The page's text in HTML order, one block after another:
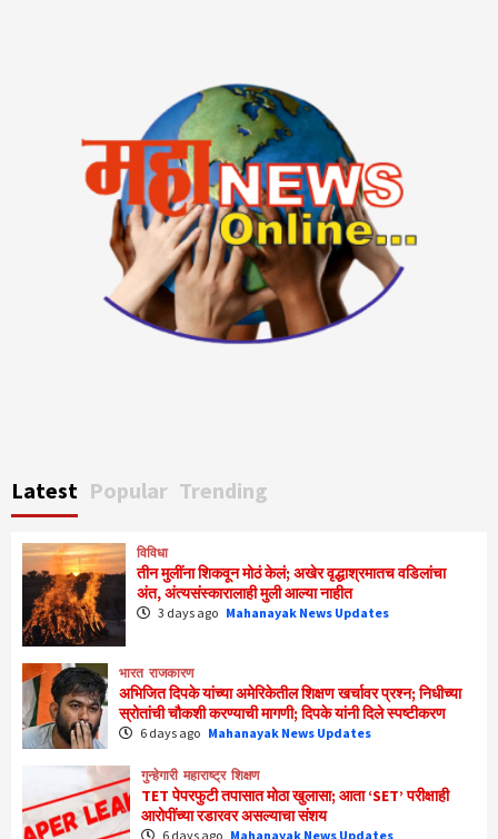
Latest Popular Trending
विविधा
तीन मुलींना शिकवून मोठं केलं; अखेर वृद्धाश्रमातच वडिलांचा
अंत, अंत्यसंस्कारालाही मुली आल्या नाहीत
3 days ago Mahanayak News Updates
भारत राजकारण
अभिजित दिपके यांच्या अमेरिकेतील शिक्षण खर्चावर प्रश्न; निधीच्या
स्रोतांची चौकशी करण्याची मागणी; दिपके यांनी दिले स्पष्टीकरण
6 days ago Mahanayak News Updates
गुन्हेगारी महाराष्ट्र शिक्षण
TET पेपरफुटी तपासात मोठा खुलासा; आता ‘SET’ परीक्षाही
आरोपींच्या रडारवर असल्याचा संशय
6 days ago Mahanayak News Updates